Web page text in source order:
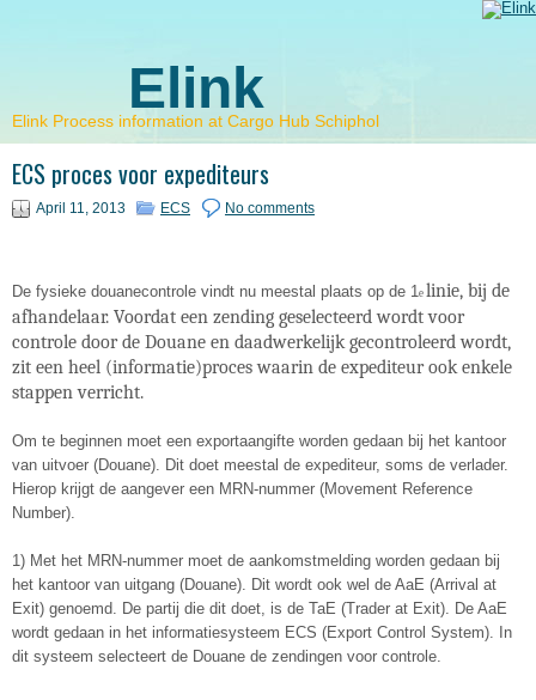
Elink
Elink Process information at Cargo Hub Schiphol
ECS proces voor expediteurs
April 11, 2013 ECS No comments
De fysieke douanecontrole vindt nu meestal plaats op de 1e linie, bij de
afhandelaar. Voordat een zending geselecteerd wordt voor
controle door de Douane en daadwerkelijk gecontroleerd wordt,
zit een heel (informatie)proces waarin de expediteur ook enkele
stappen verricht.
Om te beginnen moet een exportaangifte worden gedaan bij het kantoor
van uitvoer (Douane). Dit doet meestal de expediteur, soms de verlader.
Hierop krijgt de aangever een MRN-nummer (Movement Reference
Number).
1) Met het MRN-nummer moet de aankomstmelding worden gedaan bij
het kantoor van uitgang (Douane). Dit wordt ook wel de AaE (Arrival at
Exit) genoemd. De partij die dit doet, is de TaE (Trader at Exit). De AaE
wordt gedaan in het informatiesysteem ECS (Export Control System). In
dit systeem selecteert de Douane de zendingen voor controle.